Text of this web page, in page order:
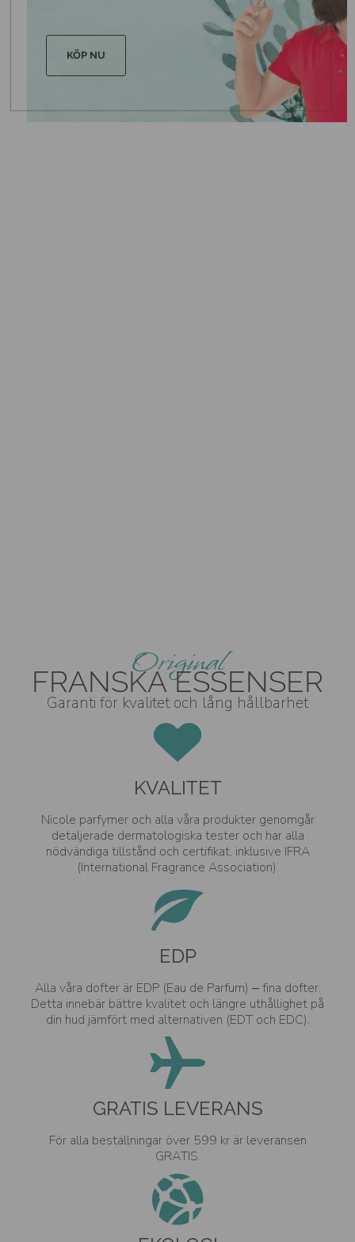
KÖP NU
Original
FRANSKA ESSENSER
Garanti för kvalitet och lång hållbarhet
KVALITET
Nicole parfymer och alla våra produkter genomgår
detaljerade dermatologiska tester och har alla
nödvändiga tillstånd och certifikat, inklusive IFRA
(International Fragrance Association).
EDP
Alla våra dofter är EDP (Eau de Parfum) – fina dofter.
Detta innebär bättre kvalitet och längre uthållighet på
din hud jämfört med alternativen (EDT och EDC).
GRATIS LEVERANS
För alla beställningar över 599 kr är leveransen
GRATIS.